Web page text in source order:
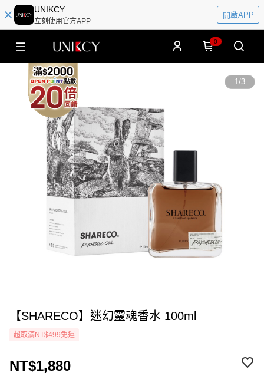
UNIKCY
立刻使用官方APP
開啟APP
0
1/3
【SHARECO】迷幻靈魂香水 100ml
超取滿NT$499免運
NT$1,880